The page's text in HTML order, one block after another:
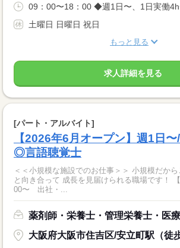
09：00〜18：00 ◆週1日〜、1日実働4h
土曜日 日曜日 祝日
もっと見る
求人詳細を見る
[パート・アルバイト]
【2026年6月オープン】週1日
◎言語聴覚士
＜＜小規模な施設でのお仕事＞＞ 小規模だからこそ、 ひとりひとり
と向き合って 成長を見届けられる職場です！ 【 午前中の例 】 09：
00〜 出社・...
薬剤師・栄養士・管理栄養士・医
大阪府大阪市住吉区/安立町駅（徒